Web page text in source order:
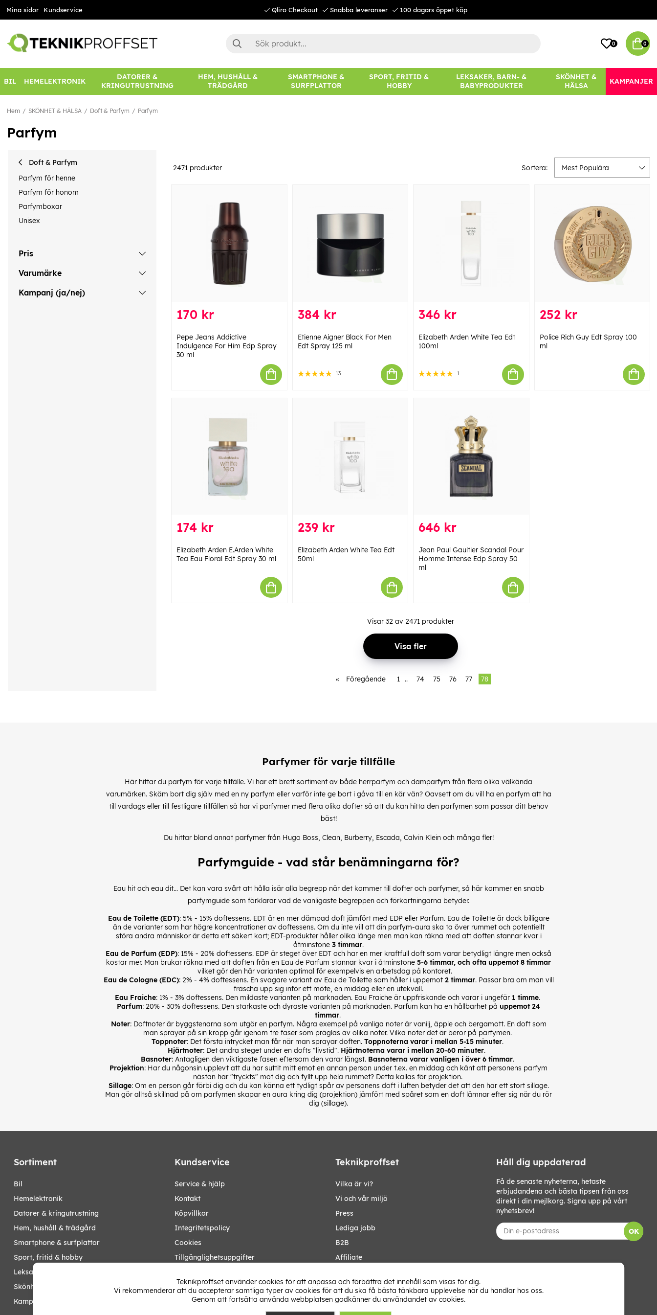
Mina sidor Kundservice Qliro Checkout Snabba leveranser 100 dagars öppet köp
0 0
BIL HEMELEKTRONIK
DATORER &
KRINGUTRUSTNING
HEM, HUSHÅLL &
TRÄDGÅRD
SMARTPHONE &
SURFPLATTOR
SPORT, FRITID &
HOBBY
LEKSAKER, BARN- &
BABYPRODUKTER
SKÖNHET &
HÄLSA
KAMPANJER
Hem SKÖNHET & HÄLSA Doft & Parfym Parfym
Parfym
Doft & Parfym
Parfym för henne
Parfym för honom
Parfymboxar
Unisex
Pris
Varumärke
Kampanj (ja/nej)
2471 produkter Sortera: Mest Populära
170 kr
Pepe Jeans Addictive
Indulgence For Him Edp Spray
30 ml
384 kr
Etienne Aigner Black For Men
Edt Spray 125 ml
13
346 kr
Elizabeth Arden White Tea Edt
100ml
1
252 kr
Police Rich Guy Edt Spray 100
ml
174 kr
Elizabeth Arden E.Arden White
Tea Eau Floral Edt Spray 30 ml
239 kr
Elizabeth Arden White Tea Edt
50ml
646 kr
Jean Paul Gaultier Scandal Pour
Homme Intense Edp Spray 50
ml
Visar 32 av 2471 produkter
Visa fler
« Föregående 1 .. 74 75 76 77 78
Parfymer för varje tillfälle
Här hittar du parfym för varje tillfälle. Vi har ett brett sortiment av både herrparfym och damparfym från flera olika välkända
varumärken. Skäm bort dig själv med en ny parfym eller varför inte ge bort i gåva till en kär vän? Oavsett om du vill ha en parfym att ha
till vardags eller till festligare tillfällen så har vi parfymer med flera olika dofter så att du kan hitta den parfymen som passar ditt behov
bäst!
Du hittar bland annat parfymer från Hugo Boss, Clean, Burberry, Escada, Calvin Klein och många fler!
Parfymguide - vad står benämningarna för?
Eau hit och eau dit... Det kan vara svårt att hålla isär alla begrepp när det kommer till dofter och parfymer, så här kommer en snabb
parfymguide som förklarar vad de vanligaste begreppen och förkortningarna betyder.
Eau de Toilette (EDT): 5% - 15% doftessens. EDT är en mer dämpad doft jämfört med EDP eller Parfum. Eau de Toilette är dock billigare
än de varianter som har högre koncentrationer av doftessens. Om du inte vill att din parfym-aura ska ta över rummet och potentiellt
störa andra människor är detta ett säkert kort; EDT-produkter håller olika länge men man kan räkna med att doften stannar kvar i
åtminstone 3 timmar.
Eau de Parfum (EDP): 15% - 20% doftessens. EDP är steget över EDT och har en mer kraftfull doft som varar betydligt längre men också
kostar mer. Man brukar räkna med att doften från en Eau de Parfum stannar kvar i åtminstone 5-6 timmar, och ofta uppemot 8 timmar
vilket gör den här varianten optimal för exempelvis en arbetsdag på kontoret.
Eau de Cologne (EDC): 2% - 4% doftessens. En svagare variant av Eau de Toilette som håller i uppemot 2 timmar. Passar bra om man vill
fräscha upp sig inför ett möte, en middag eller en utekväll.
Eau Fraiche: 1% - 3% doftessens. Den mildaste varianten på marknaden. Eau Fraiche är uppfriskande och varar i ungefär 1 timme.
Parfum: 20% - 30% doftessens. Den starkaste och dyraste varianten på marknaden. Parfum kan ha en hållbarhet på uppemot 24
timmar.
Noter: Doftnoter är byggstenarna som utgör en parfym. Några exempel på vanliga noter är vanilj, äpple och bergamott. En doft som
man sprayar på sin kropp går igenom tre faser som präglas av olika noter. Vilka noter det är beror på parfymen.
Toppnoter: Det första intrycket man får när man sprayar doften. Toppnoterna varar i mellan 5-15 minuter.
Hjärtnoter: Det andra steget under en dofts "livstid". Hjärtnoterna varar i mellan 20-60 minuter.
Basnoter: Antagligen den viktigaste fasen eftersom den varar längst. Basnoterna varar vanligen i över 6 timmar.
Projektion: Har du någonsin upplevt att du har suttit mitt emot en annan person under t.ex. en middag och känt att personens parfym
nästan har "tryckts" mot dig och fyllt upp hela rummet? Detta kallas för projektion.
Sillage: Om en person går förbi dig och du kan känna ett tydligt spår av personens doft i luften betyder det att den har ett stort sillage.
Man gör alltså skillnad på om parfymen skapar en aura kring dig (projektion) jämfört med spåret som en doft lämnar efter sig när du rör
dig (sillage).
Sortiment
bil
hemelektronik
datorer & kringutrustning
hem, hushåll & trädgård
smartphone & surfplattor
sport, fritid & hobby
leksaker, barn- & babyprodukter
skönhet & hälsa
kampanjer
Kundservice
Service & hjälp
Kontakt
Köpvillkor
Integritetspolicy
Cookies
Tillgänglighetsuppgifter
Mina sidor
Teknikproffset
Vilka är vi?
Vi och vår miljö
Press
Lediga jobb
B2B
Affiliate
Ändra Land
Håll dig uppdaterad
Få de senaste nyheterna, hetaste
erbjudandena och bästa tipsen från oss
direkt i din mejlkorg. Signa upp på vårt
nyhetsbrev!
OK
Teknikproffset använder cookies för att anpassa och förbättra det innehåll som visas för dig.
Vi rekommenderar att du accepterar samtliga typer av cookies för att du ska få bästa tänkbara upplevelse när du handlar hos oss.
Genom att fortsätta använda webbplatsen godkänner du användandet av cookies.